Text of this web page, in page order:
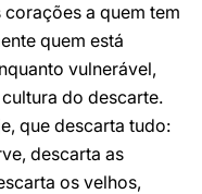
a quem tem
quem está
vulnerável,
do descarte.
que descarta tudo:
descarta as
os velhos,